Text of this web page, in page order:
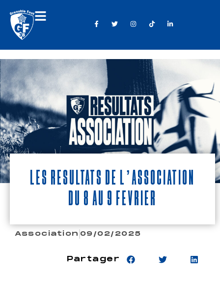
Les résultats de l’association
du 8 au 9 février
Association 09/02/2025
Partager